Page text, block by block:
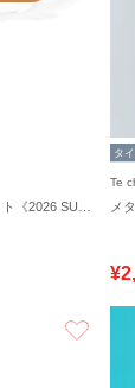
タ
Te